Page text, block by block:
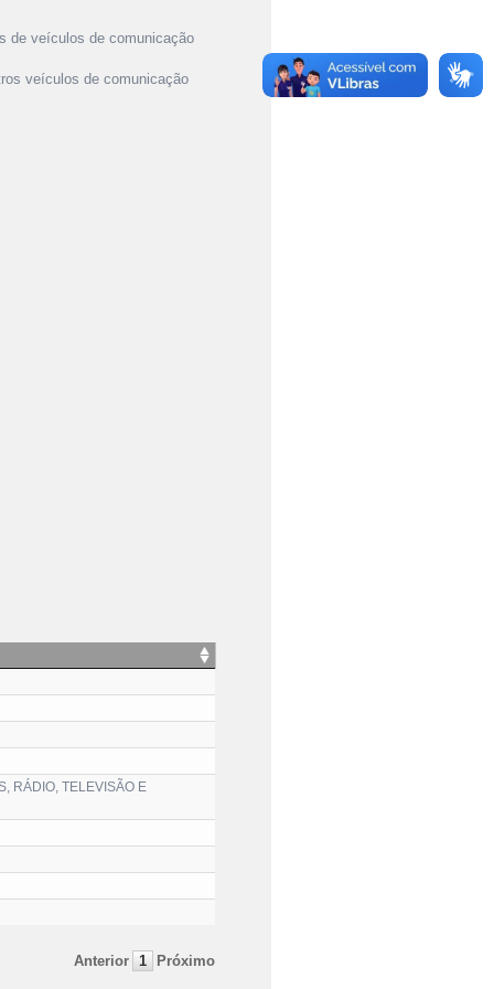
de veículos de comunicação
veículos de comunicação
RÁDIO, TELEVISÃO E
Anterior 1 Próximo